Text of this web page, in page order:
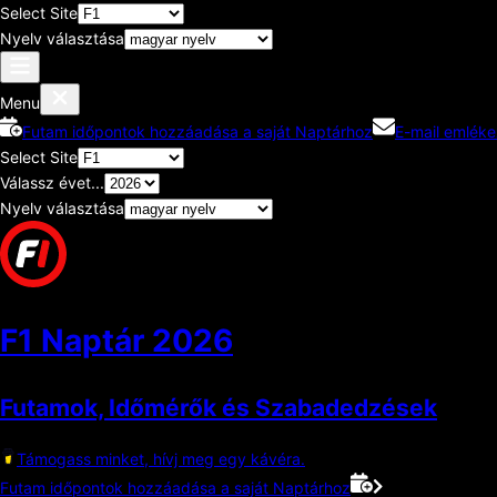
Select Site
Nyelv választása
Menu
Futam időpontok hozzáadása a saját Naptárhoz
E-mail
Select Site
Válassz évet...
Nyelv választása
F1 Naptár 2026
Futamok, Időmérők és Szabadedzések
Támogass minket, hívj meg egy kávéra.
Futam időpontok hozzáadása a saját Naptárhoz